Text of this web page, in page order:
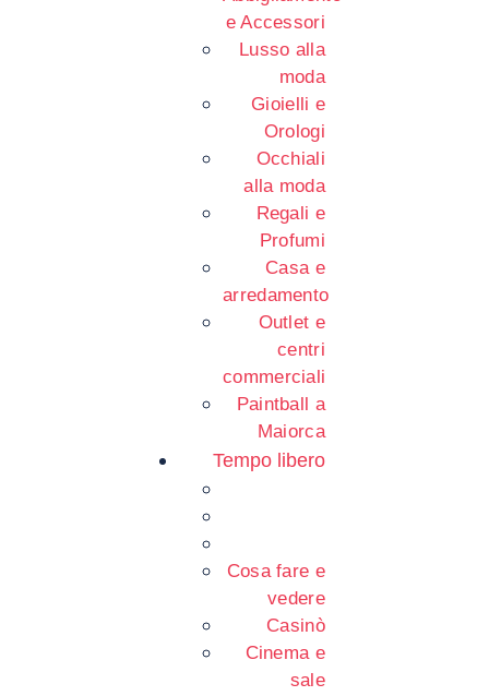
e Accessori
Lusso alla
moda
Gioielli e
Orologi
Occhiali
alla moda
Regali e
Profumi
Casa e
arredamento
Outlet e
centri
commerciali
Paintball a
Maiorca
Tempo libero
Cosa fare e
vedere
Casinò
Cinema e
sale